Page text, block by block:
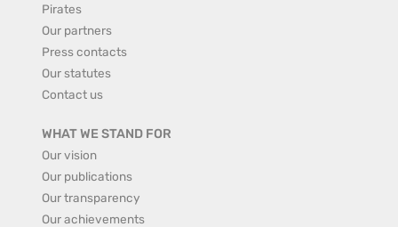
Pirates
Our partners
Press contacts
Our statutes
Contact us
WHAT WE STAND FOR
Our vision
Our publications
Our transparency
Our achievements